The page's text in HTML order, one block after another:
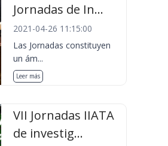
Jornadas de In...
2021-04-26 11:15:00
Las Jornadas constituyen
un ám...
Leer más
VII Jornadas IIATA
de investig...